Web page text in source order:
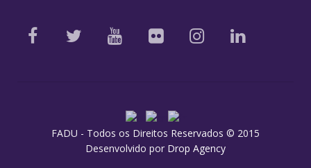
FADU - Todos os Direitos Reservados © 2015
Desenvolvido por Drop Agency